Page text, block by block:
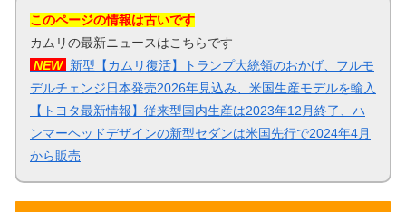
このページの情報は古いです
カムリの最新ニュースはこちらです
NEW 新型【カムリ復活】トランプ大統領のおかげ、フルモ
デルチェンジ日本発売2026年見込み、米国生産モデルを輸入
【トヨタ最新情報】従来型国内生産は2023年12月終了、ハ
ンマーヘッドデザインの新型セダンは米国先行で2024年4月
から販売